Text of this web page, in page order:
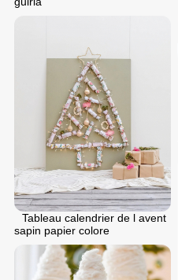
Tableau calendrier de l avent
sapin papier colore